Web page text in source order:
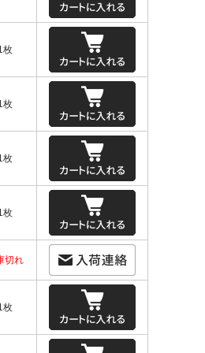
枚
枚
枚
枚
切れ
枚